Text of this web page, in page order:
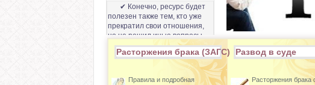
✔ Конечно, ресурс будет
полезен также тем, кто уже
прекратил свои отношения,
но не решил иные вопросы,
которые связанны с разводом
супругов.
Расторжения брака (ЗАГС)
Правила и подробная
Развод в суде
Расторжения брака